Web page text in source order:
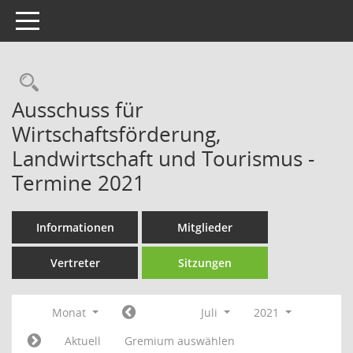
Toggle navigation
Rechercheauswahl
Ausschuss für
Wirtschaftsförderung,
Landwirtschaft und Tourismus -
Termine 2021
Informationen Mitglieder
Vertreter Sitzungen
Monat Juli
2021
Aktuell
Gremium auswählen